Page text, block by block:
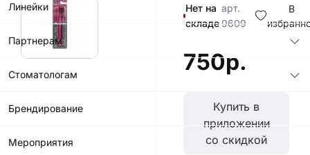
Линейки
Партнерам
Стоматологам
Брендирование
Мероприятия
Нет на
складе
арт.
9609
В
750р.
Купить в
приложении
со скидкой